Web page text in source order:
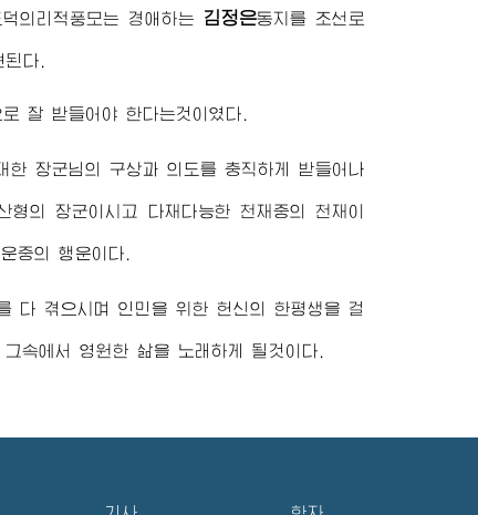
의리적풍모는 경애하는 김정은동지 를 조선로
다.
잘 받들어야 한다는것이였다.
한 장군님 의 구상과 의도를 충직하게 받들어나
형의 장군이시고 다재다능한 천재중의 천재이
중의 행운이다.
다 겪으시며 인민을 위한 헌신의 한평생을 걸
속에서 영원한 삶을 노래하게 될것이다.